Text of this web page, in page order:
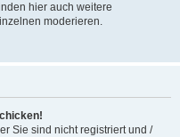
hier auch weitere
moderieren.
Sie sind nicht registriert und /